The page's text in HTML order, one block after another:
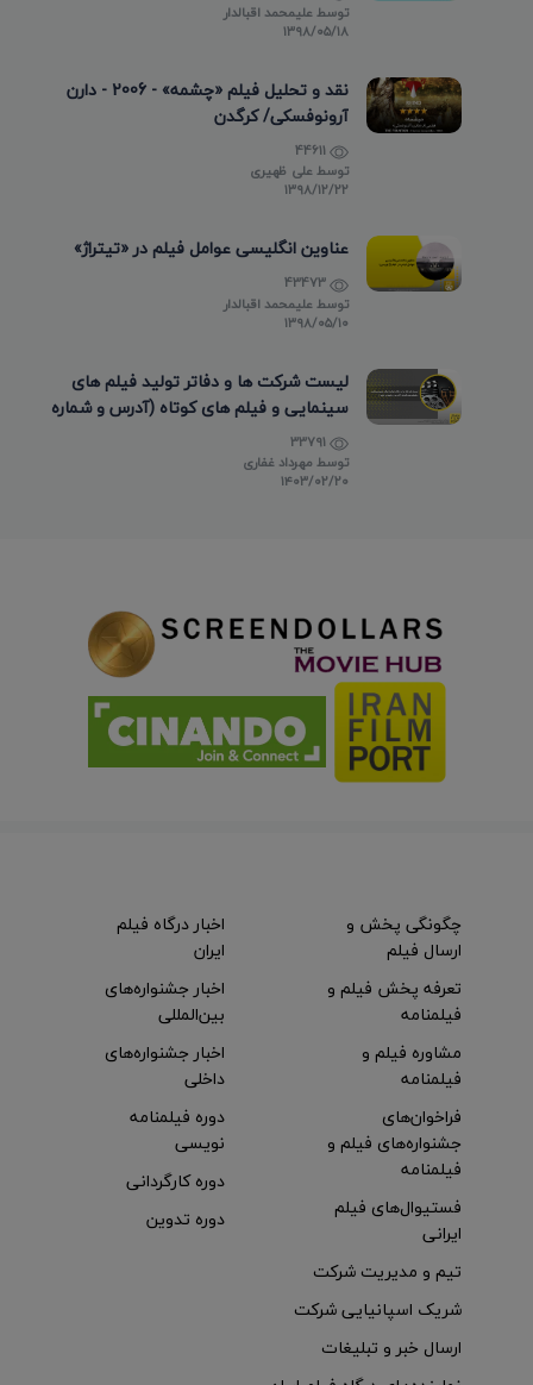
توسطعلیمحمد اقبالدار
۱۳۹۸/۰۵/۱۸
نقد و تحلیل فیلم «چشمه» - 2006 - دارن
آرونوفسکی/ کرگدن
توسطعلی ظهیری
۱۳۹۸/۱۲/۲۲
عناوین انگلیسی عوامل فیلم در «تیتراژ»
توسطعلیمحمد اقبالدار
۱۳۹۸/۰۵/۱۰
لیست شرکت ها و دفاتر تولید فیلم های
سینمایی و فیلم های کوتاه (آدرس و شماره
تماس)
توسط مهرداد غفاری
۱۴۰۳/۰۲/۲۰
چگونگی پخش و
ارسال فیلم
تعرفه پخش فیلم و
فیلمنامه
مشاوره فیلم و
فیلمنامه
اخبار درگاه فیلم
ایران
اخبار جشنواره‌های
بین‌المللی
اخبار جشنواره‌های
داخلی
فراخوان‌های
جشنواره‌های فیلم و
فیلمنامه
فستیوال‌های فیلم
ایرانی
دوره فیلمنامه
نویسی
دوره کارگردانی
دوره تدوین
تیم و مدیریت شرکت
شریک اسپانیایی شرکت
ارسال خبر و تبلیغات